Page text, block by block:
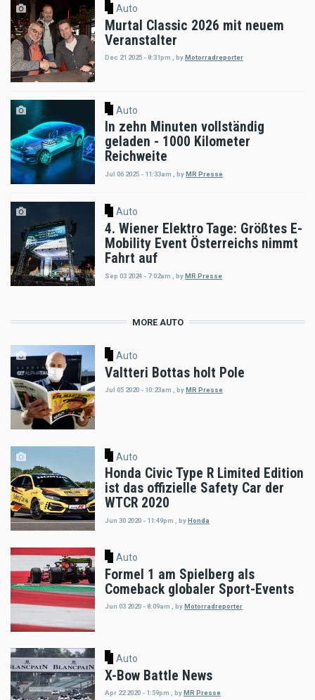
Auto
Murtal Classic 2026 mit neuem
Veranstalter
Dec 21 2025 - 8:31pm byMotorradreporter
Auto
In zehn Minuten vollständig
geladen - 1000 Kilometer
Reichweite
Jul 06 2025 - 11:33am byMR Presse
Auto
4. Wiener Elektro Tage: Größtes E-
Mobility Event Österreichs nimmt
Fahrt auf
Sep 03 2024 - 7:02am byMR Presse
MORE AUTO
Auto
Valtteri Bottas holt Pole
Jul 05 2020 - 10:23am byMR Presse
Auto
Honda Civic Type R Limited Edition
ist das offizielle Safety Car der
WTCR 2020
Jun 30 2020 - 11:49pm byHonda
Auto
Formel 1 am Spielberg als
Comeback globaler Sport-Events
Jun 03 2020 - 8:09am , by Motorradreporter
Auto
X-Bow Battle News
Apr 22 2020 - 1:59pm , byMR Presse